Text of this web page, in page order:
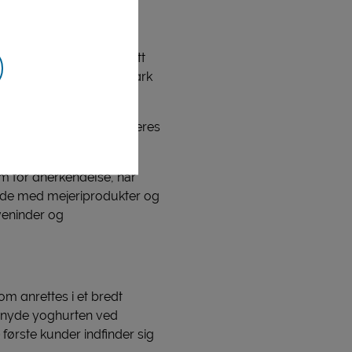
Christina Sejr Wiboltt
på Skanderborg Park
strøm af kunder til deres
for anerkendelse, når
med mejeriprodukter og
og
anrettes i et bredt
yoghurten ved
kunder indfinder sig